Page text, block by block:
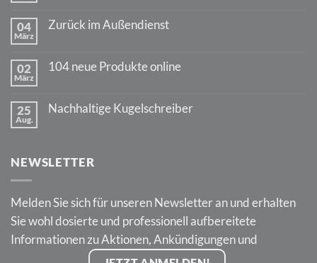
70
04
März
Zurück im Außendienst
Zurück
02
März
104 neue Produkte online
104
25
Aug.
Nachhaltige Kugelschreiber
Kugelschreiber
NEWSLETTER
Melden Sie sich für unseren Newsletter an und erhalten
Sie wohl dosierte und professionell aufbereitete
Informationen zu Aktionen, Ankündigungen und